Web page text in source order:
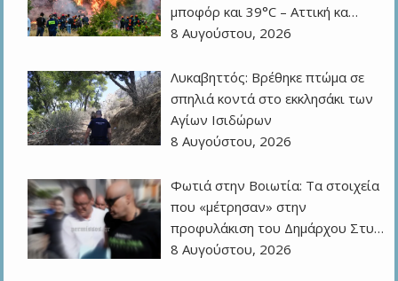
μποφόρ και 39°C – Αττική κα…
8 Αυγούστου, 2026
Λυκαβηττός: Βρέθηκε πτώμα σε
σπηλιά κοντά στο εκκλησάκι των
Αγίων Ισιδώρων
8 Αυγούστου, 2026
Φωτιά στην Βοιωτία: Τα στοιχεία
που «μέτρησαν» στην
προφυλάκιση του Δημάρχου Στυ…
8 Αυγούστου, 2026